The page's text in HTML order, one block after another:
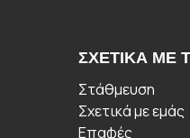
ΣΧΕΤΙΚΆ ΜΕ
Στάθμευση
Σχετικά με εμάς
Επαφές